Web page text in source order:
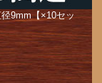
9mm【×10セッ